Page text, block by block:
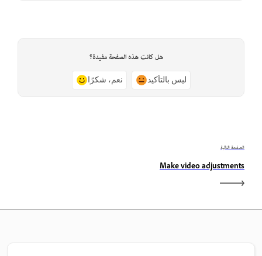
هل كانت هذه الصفحة مفيدة؟
نعم، شكرًا ليس بالتأكيد
الصفحة التالية
Make video adjustments